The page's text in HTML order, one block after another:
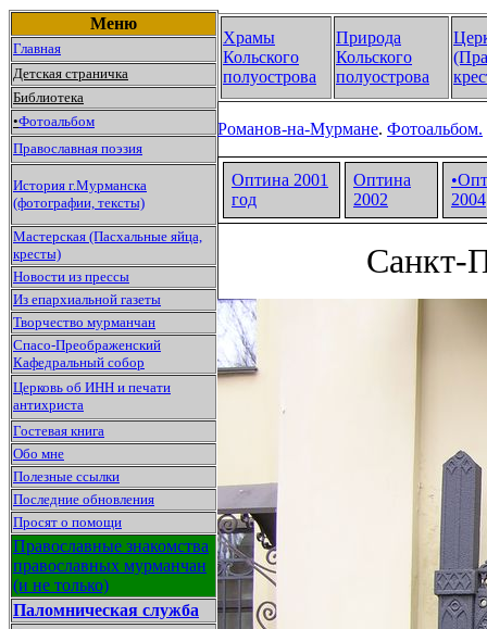
Меню
Главная
Детская страничка
Библиотека
•Фотоальбом
Православная поэзия
История г.Мурманска
(фотографии, тексты)
Мастерская (Пасхальные яйца,
кресты)
Новости из прессы
Из епархиальной газеты
Творчество мурманчан
Спасо-Преображенский
Кафедральный собор
Церковь об ИНН и печати
антихриста
Гостевая книга
Обо мне
Полезные ссылки
Последние обновления
Просят о помощи
Православные знакомства
православных мурманчан
(и не только)
Паломническая служба
Храмы
Кольского
полуострова
Природа
Кольского
полуострова
Романов-на-Мурмане. Фотоальбом.
Оптина 2001
год
Оптина
2002
2004
Санкт-